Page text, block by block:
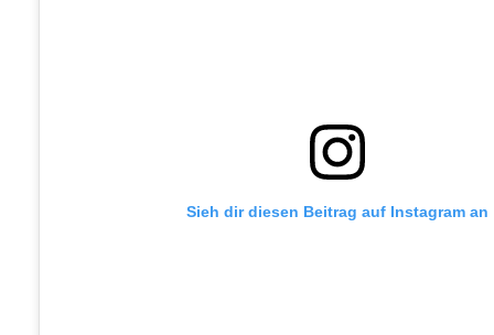
Sieh dir diesen Beitrag auf Instagram an